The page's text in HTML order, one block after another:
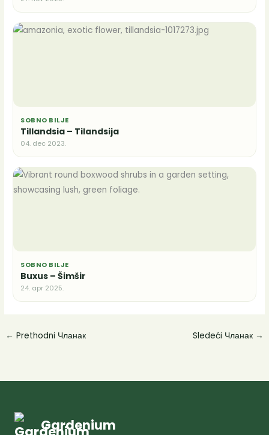
SOBNO BILJE
Tillandsia – Tilandsija
04. dec 2023.
SOBNO BILJE
Buxus – Šimšir
24. apr 2025.
← Prethodni Чланак Sledeći Чланак →
Gardenium